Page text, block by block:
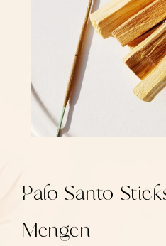
Palo Santo
Mengen